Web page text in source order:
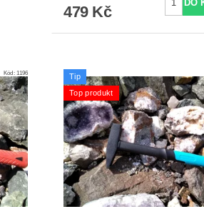
479 Kč
Kód:1196
Tip
Top produkt